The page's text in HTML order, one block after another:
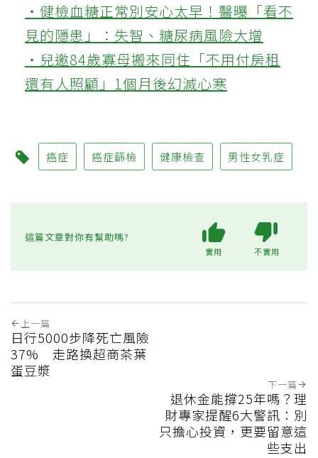
‧健檢血糖正常別安心太早！醫曝「看不
見的隱患」：失智、糖尿病風險大增
‧兒邀84歲寡母搬來同住「不用付房租
還有人照顧」1個月後幻滅心寒
癌症 癌症篩檢 健康檢查 男性女乳症
這篇文章對你有幫助嗎?
實用 不實用
上一篇
日行5000步降死亡風險
37% 走路換超商茶葉
蛋豆漿
下一篇
退休金能撐25年嗎？理
財專家提醒6大警訊：別
只擔心投資，更要留意這
些支出